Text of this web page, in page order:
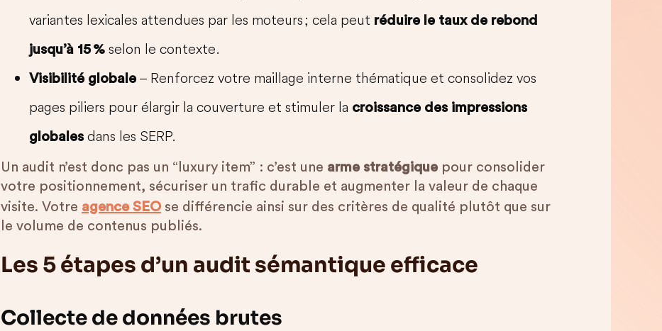
variantes lexicales attendues par les moteurs ; cela peut réduire le taux de rebond
jusqu’à 15 % selon le contexte.
Visibilité globale – Renforcez votre maillage interne thématique et consolidez vos
pages piliers pour élargir la couverture et stimuler la croissance des impressions
globales dans les SERP.
Un audit n’est donc pas un “luxury item” : c’est une arme stratégique pour consolider
votre positionnement, sécuriser un trafic durable et augmenter la valeur de chaque
visite. Votre agence SEO se différencie ainsi sur des critères de qualité plutôt que sur
le volume de contenus publiés.
Les 5 étapes d’un audit sémantique efficace
Collecte de données brutes